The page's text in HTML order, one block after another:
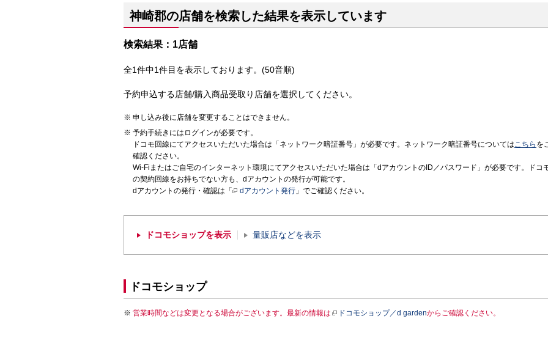
神崎郡の店舗を検索した結果を表示しています
検索結果：1店舗
全1件中1件目を表示しております。(50音順)
予約申込する店舗/購入商品受取り店舗を選択してください。
申し込み後に店舗を変更することはできません。
予約手続きにはログインが必要です。
ドコモ回線にてアクセスいただいた場合は「ネットワーク暗証番号」が必要です。ネットワーク暗証番号についてはこちら を
確認ください。
Wi-Fiまたはご自宅のインターネット環境にてアクセスいただいた場合は「dアカウントのID／パスワード」が必要です。ドコ
の契約回線をお持ちでない方も、dアカウントの発行が可能です。
dアカウントの発行・確認は「
dアカウント発行 」でご確認ください。
ドコモショップを表示 量販店などを表示
ドコモショップ
営業時間などは変更となる場合がございます。最新の情報は ドコモショップ／d gardenからご確認ください。